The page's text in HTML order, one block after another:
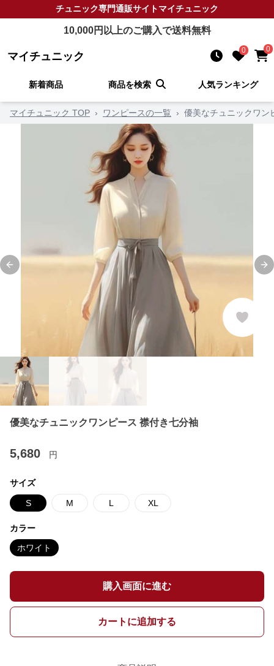
チュニック専門通販サイトマイチュニック
10,000円以上のご購入で送料無料
マイチュニック 0 0
新着商品 商品を検索 人気ランキング
マイチュニック TOP › ワンピースの一覧 › 優美なチュニックワン
Previous slide
優美なチュニックワンピース 襟付き七分袖
5,680 円
サイズ
S M L XL
カラー
ホワイト
購入画面に進む
カートに追加する